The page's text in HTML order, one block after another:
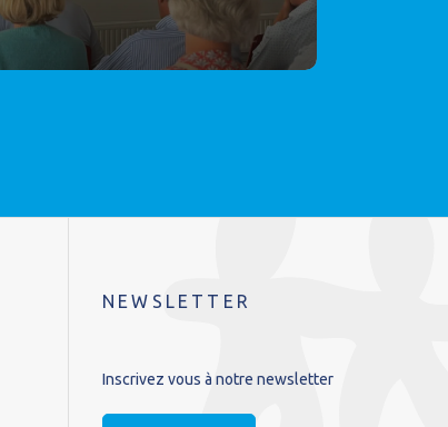
NEWSLETTER
Inscrivez vous à notre newsletter